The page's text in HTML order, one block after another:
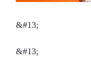
&#13;
&#13;